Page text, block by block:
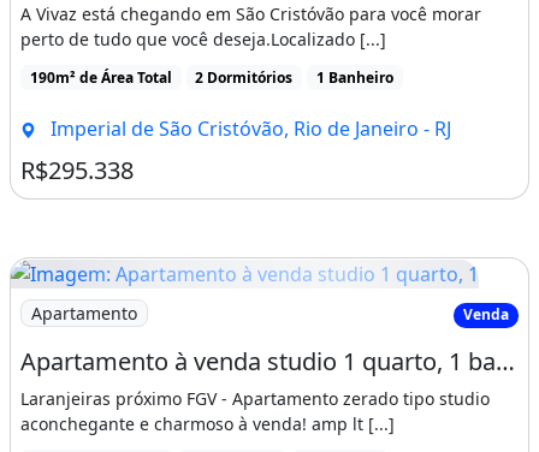
A Vivaz está chegando em São Cristóvão para você morar
perto de tudo que você deseja.Localizado [...]
190m² de Área Total 2 Dormitórios 1 Banheiro
Imperial de São Cristóvão, Rio de Janeiro - RJ
R$295.338
Imagem: Apartamento à venda studio 1 quarto, 1
Apartamento Venda
Apartamento à venda studio 1 quarto, 1 banheiro, 38m² em Laranjeiras, Rio de
Laranjeiras próximo FGV - Apartamento zerado tipo studio
aconchegante e charmoso à venda! amp lt [...]